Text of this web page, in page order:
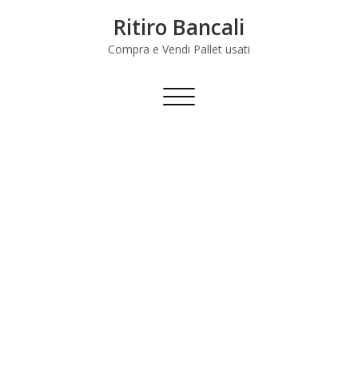
Ritiro Bancali
Compra e Vendi Pallet usati
Commuta